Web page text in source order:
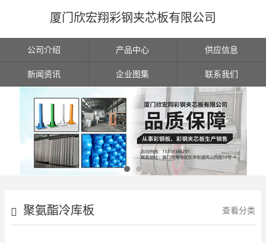
厦门欣宏翔彩钢夹芯板有限公司
公司介绍 产品中心 供应信息
新闻资讯 企业图集 联系我们
聚氨酯冷库板 查看分类